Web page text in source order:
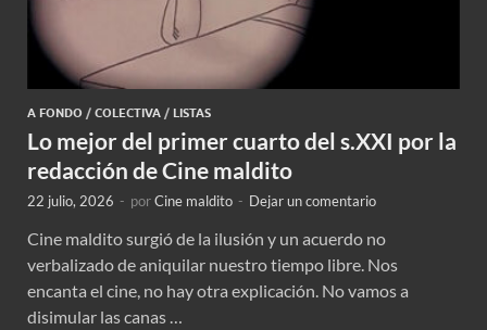
A FONDO / COLECTIVA / LISTAS
Lo mejor del primer cuarto del s.XXI por la
redacción de Cine maldito
22 julio, 2026 - porCine maldito - Dejar un comentario
Cine maldito surgió de la ilusión y un acuerdo no
verbalizado de aniquilar nuestro tiempo libre. Nos
encanta el cine, no hay otra explicación. No vamos a
disimular las canas …